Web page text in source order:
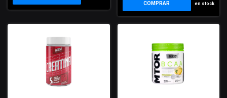
COMPRAR en stock